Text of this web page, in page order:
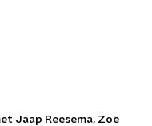
Jaap Reesema, Zoë